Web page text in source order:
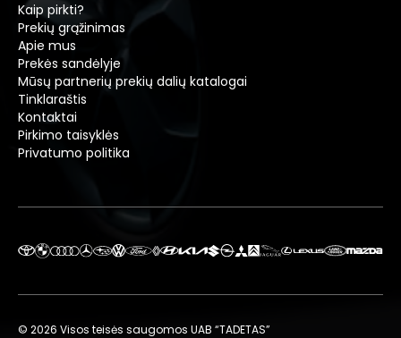
Kaip pirkti?
Prekių grąžinimas
Apie mus
Prekės sandėlyje
Mūsų partnerių prekių dalių katalogai
Tinklaraštis
Kontaktai
Pirkimo taisyklės
Privatumo politika
© 2026 Visos teisės saugomos UAB “TADETAS”